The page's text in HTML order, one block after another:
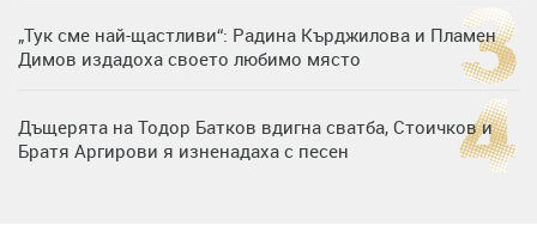
„Тук сме най-щастливи“: Радина Кърджилова и Пламен
Димов издадоха своето любимо място
Дъщерята на Тодор Батков вдигна сватба, Стоичков и
Братя Аргирови я изненадаха с песен